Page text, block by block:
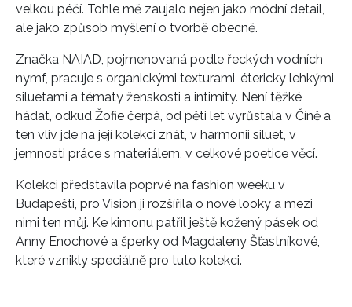
velkou péčí. Tohle mě zaujalo nejen jako módní detail,
ale jako způsob myšlení o tvorbě obecně.
Značka NAIAD, pojmenovaná podle řeckých vodních
nymf, pracuje s organickými texturami, étericky lehkými
siluetami a tématy ženskosti a intimity. Není těžké
hádat, odkud Žofie čerpá, od pěti let vyrůstala v Číně a
ten vliv jde na její kolekci znát, v harmonii siluet, v
jemnosti práce s materiálem, v celkové poetice věcí.
Kolekci představila poprvé na fashion weeku v
Budapešti, pro Vision ji rozšířila o nové looky a mezi
nimi ten můj. Ke kimonu patřil ještě kožený pásek od
Anny Enochové a šperky od Magdaleny Šťastníkové,
které vznikly speciálně pro tuto kolekci.